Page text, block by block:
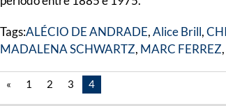
Tags:ALÉCIO DE ANDRADE,Alice Brill,
MADALENA SCHWARTZ, MARC FERREZ,
« 1 2 3 4